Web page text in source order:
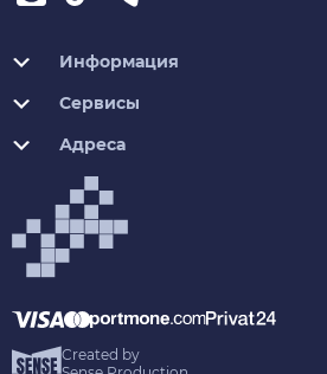
Информация
Сервисы
Адреса
Created by